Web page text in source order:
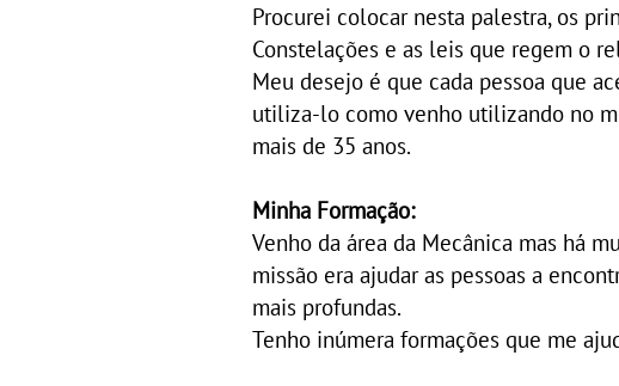
Procurei colocar nesta palestra, os
Constelações e as leis que regem o
Meu desejo é que cada pessoa que
utiliza-lo como venho utilizando no
mais de 35 anos.
Minha Formação:
Venho da área da Mecânica mas há
missão era ajudar as pessoas a
mais profundas.
Tenho inúmera formações que me